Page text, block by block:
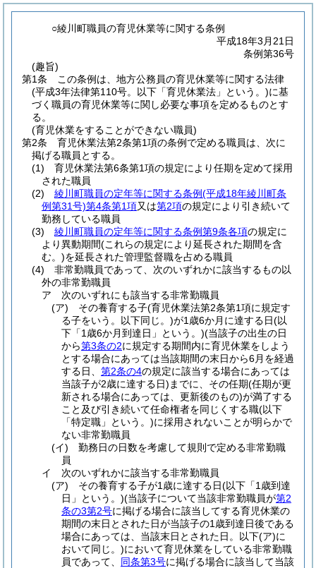
○綾川町職員の育児休業等に関する条例
平成18年3月21日
条例第36号
(趣旨)
第1条
この条例は、地方公務員の育児休業等に関する法律
(平成3年法律第110号。以下「育児休業法」という。)に基
づく職員の育児休業等に関し必要な事項を定めるものとす
る。
(育児休業をすることができない職員)
第2条
育児休業法第2条第1項の条例で定める職員は、次に
掲げる職員とする。
(1)
育児休業法第6条第1項の規定により任期を定めて採用
された職員
(2)
綾川町職員の定年等に関する条例(平成18年綾川町条
例第31号)第4条第1項又は第2項の規定により引き続いて
勤務している職員
(3)
綾川町職員の定年等に関する条例第9条各項の規定に
より異動期間(これらの規定により延長された期間を含
む。)を延長された管理監督職を占める職員
(4)
非常勤職員であって、次のいずれかに該当するもの以
外の非常勤職員
ア
次のいずれにも該当する非常勤職員
(ア)
その養育する子(育児休業法第2条第1項に規定す
る子をいう。以下同じ。)が1歳6か月に達する日(以
下「1歳6か月到達日」という。)(当該子の出生の日
から第3条の2に規定する期間内に育児休業をしよう
とする場合にあっては当該期間の末日から6月を経過
する日、第2条の4の規定に該当する場合にあっては
当該子が2歳に達する日) までに、その任期(任期が更
新される場合にあっては、更新後のもの)が満了する
こと及び引き続いて任命権者を同じくする職(以下
「特定職」という。)に採用されないことが明らかで
ない非常勤職員
(イ)
勤務日の日数を考慮して規則で定める非常勤職
員
イ
次のいずれかに該当する非常勤職員
(ア)
その養育する子が1歳に達する日(以下「1歳到達
日」という。)(当該子について当該非常勤職員が第2
条の3第2号に掲げる場合に該当してする育児休業の
期間の末日とされた日が当該子の1歳到達日後である
場合にあっては、当該末日とされた日。以下(ア)に
おいて同じ。)において育児休業をしている非常勤職
員であって、 同条第3号に掲げる場合に該当して当該